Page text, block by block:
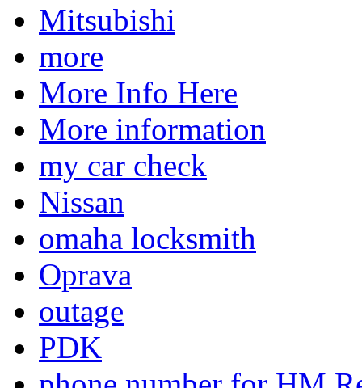
Mitsubishi
more
More Info Here
More information
my car check
Nissan
omaha locksmith
Oprava
outage
PDK